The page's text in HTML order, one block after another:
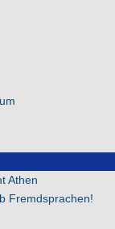
Athen
Fremdsprachen!